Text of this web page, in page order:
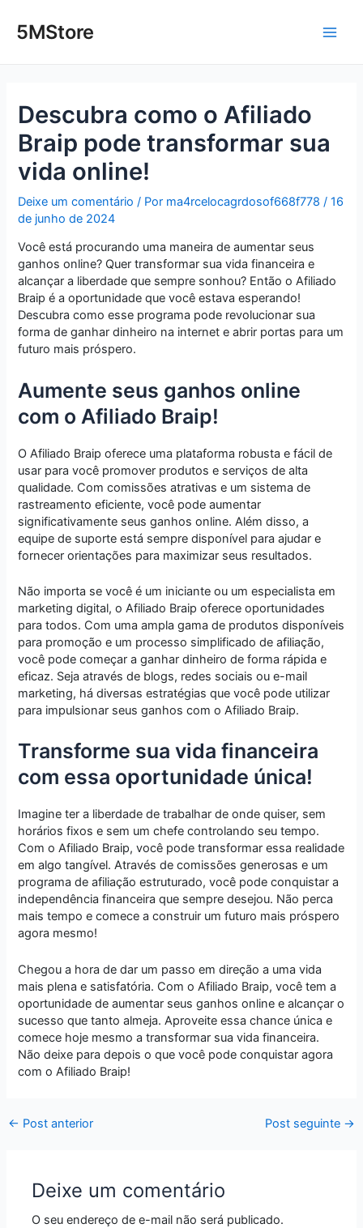
para5MStore
Descubra como o Afiliado
Braip pode transformar sua
vida online!
Deixe um comentário / Por ma4rcelocagrdosof668f778/16
de junho de 2024
Você está procurando uma maneira de aumentar seus
ganhos online? Quer transformar sua vida financeira e
alcançar a liberdade que sempre sonhou? Então o Afiliado
Braip é a oportunidade que você estava esperando!
Descubra como esse programa pode revolucionar sua
forma de ganhar dinheiro na internet e abrir portas para um
futuro mais próspero.
Aumente seus ganhos online
com o Afiliado Braip!
O Afiliado Braip oferece uma plataforma robusta e fácil de
usar para você promover produtos e serviços de alta
qualidade. Com comissões atrativas e um sistema de
rastreamento eficiente, você pode aumentar
significativamente seus ganhos online. Além disso, a
equipe de suporte está sempre disponível para ajudar e
fornecer orientações para maximizar seus resultados.
Não importa se você é um iniciante ou um especialista em
marketing digital, o Afiliado Braip oferece oportunidades
para todos. Com uma ampla gama de produtos disponíveis
para promoção e um processo simplificado de afiliação,
você pode começar a ganhar dinheiro de forma rápida e
eficaz. Seja através de blogs, redes sociais ou e-mail
marketing, há diversas estratégias que você pode utilizar
para impulsionar seus ganhos com o Afiliado Braip.
Transforme sua vida financeira
com essa oportunidade única!
Imagine ter a liberdade de trabalhar de onde quiser, sem
horários fixos e sem um chefe controlando seu tempo.
Com o Afiliado Braip, você pode transformar essa realidade
em algo tangível. Através de comissões generosas e um
programa de afiliação estruturado, você pode conquistar a
independência financeira que sempre desejou. Não perca
mais tempo e comece a construir um futuro mais próspero
agora mesmo!
Chegou a hora de dar um passo em direção a uma vida
mais plena e satisfatória. Com o Afiliado Braip, você tem a
oportunidade de aumentar seus ganhos online e alcançar o
sucesso que tanto almeja. Aproveite essa chance única e
comece hoje mesmo a transformar sua vida financeira.
Não deixe para depois o que você pode conquistar agora
com o Afiliado Braip!
navigation
← Post anterior Post seguinte →
Deixe um comentário
O seu endereço de e-mail não será publicado.